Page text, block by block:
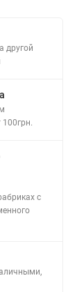
другой
100грн.
с